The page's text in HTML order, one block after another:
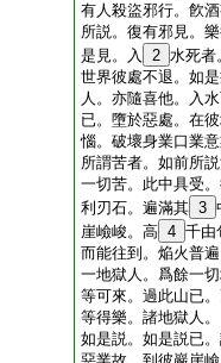
有人殺盜邪行。飮
所説。復有邪見。
是見。入
2 水死者
世界彼處不退。如
人。亦隨喜他。入
已。墮於惡處。在
惱。破壞身業口業
所謂苦者。如前所
一切苦。此中具受
利刃石。遍滿其 3
崖嶮峻。高 4 千由
而能往到。焔火普
一地獄人。爲餘一
等可來。過此山已
等得樂。諸地獄人
如是説。如是説已